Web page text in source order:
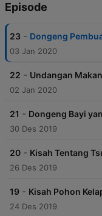
Episode
23 - Dongeng
03 Jan 2020
22 - Undangan
02 Jan 2020
21 - Dongeng Bayi
30 Des 2019
20 - Kisah Tentang
26 Des 2019
19 - Kisah Pohon
24 Des 2019